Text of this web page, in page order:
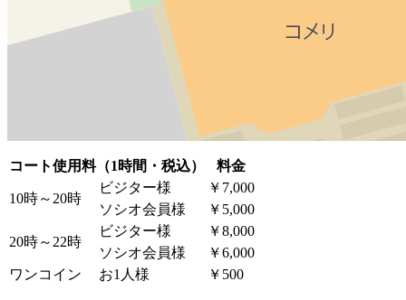
コート使用料（1時間・税込） 料金
10時～20時
ビジター様
￥7,000
ソシオ会員様
￥5,000
20時～22時
ビジター様
￥8,000
ソシオ会員様
￥6,000
ワンコイン
お1人様 ￥500